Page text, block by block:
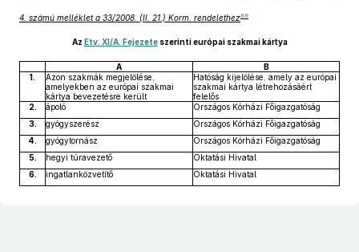
4. számú melléklet a 33/2008. (II. 21.) Korm. rendelethez89
Az Etv. XI/A. Fejezeteszerinti európai szakmai kártya
A
B
1.
Azon szakmák megjelölése,
amelyekben az európai szakmai
kártya bevezetésre került
Hatóság kijelölése, amely az európai
szakmai kártya létrehozásáért
felelős
2.
ápoló
Országos Kórházi Főigazgatóság
3.
gyógyszerész
Országos Kórházi Főigazgatóság
4.
gyógytornász
Országos Kórházi Főigazgatóság
5.
hegyi túravezető
Oktatási Hivatal
6.
ingatlanközvetítő Oktatási Hivatal